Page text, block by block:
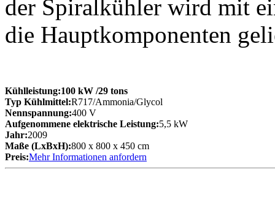
der Spiralkühler wird mit
die Hauptkomponenten
Kühlleistung:100 kW /29 tons
Typ Kühlmittel:R717/Ammonia/Glycol
Nennspannung:400 V
Aufgenommene elektrische Leistung:5,5 kW
Jahr:2009
Maße (LxBxH):800 x 800 x 450 cm
Preis:Mehr Informationen anfordern